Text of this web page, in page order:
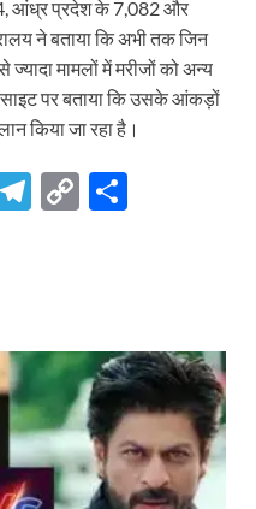
आंध्र प्रदेश के 7,082 और
ने बताया कि अभी तक जिन
मामलों में मरीजों को अन्य
पर बताया कि उसके आंकड़ों
किया जा रहा है।
dl
T
a
m
C
Li
n
k